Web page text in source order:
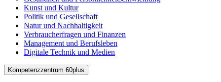
Kunst und Kultur
Politik und Gesellschaft
Natur und Nachhaltigkeit
Verbraucherfragen und Finanzen
Management und Berufsleben
Digitale Technik und Medien
Kompetenzzentrum 60plus